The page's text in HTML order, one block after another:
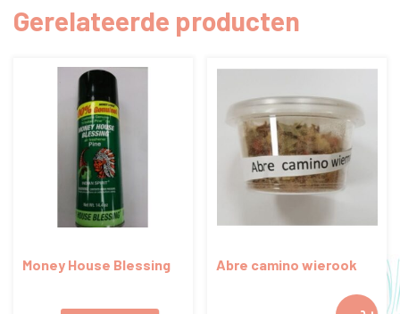
Gerelateerde producten
Money House Blessing
Abre camino wierook